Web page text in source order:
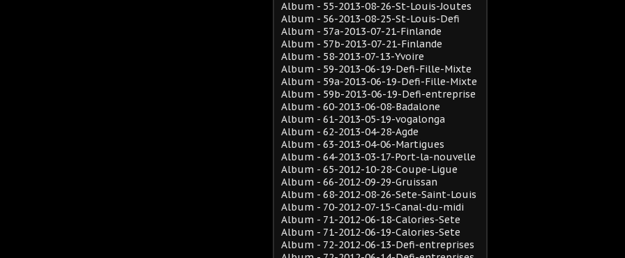
Album - 55-2013-08-26-St-Louis-Joutes
Album - 56-2013-08-25-St-Louis-Defi
Album - 57a-2013-07-21-Finlande
Album - 57b-2013-07-21-Finlande
Album - 58-2013-07-13-Yvoire
Album - 59-2013-06-19-Defi-Fille-Mixte
Album - 59a-2013-06-19-Defi-Fille-Mixte
Album - 59b-2013-06-19-Defi-entreprise
Album - 60-2013-06-08-Badalone
Album - 61-2013-05-19-vogalonga
Album - 62-2013-04-28-Agde
Album - 63-2013-04-06-Martigues
Album - 64-2013-03-17-Port-la-nouvelle
Album - 65-2012-10-28-Coupe-Ligue
Album - 66-2012-09-29-Gruissan
Album - 68-2012-08-26-Sete-Saint-Louis
Album - 70-2012-07-15-Canal-du-midi
Album - 71-2012-06-18-Calories-Sete
Album - 71-2012-06-19-Calories-Sete
Album - 72-2012-06-13-Defi-entreprises